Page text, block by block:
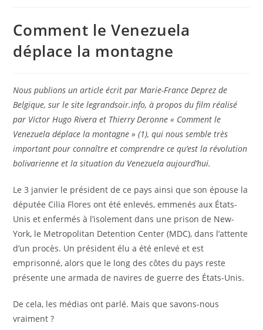
Comment le Venezuela
déplace la montagne
Nous publions un article écrit par Marie-France Deprez de
Belgique, sur le site legrandsoir.info, à propos du film réalisé
par Victor Hugo Rivera et Thierry Deronne « Comment le
Venezuela déplace la montagne » (1), qui nous semble très
important pour connaître et comprendre ce qu’est la révolution
bolivarienne et la situation du Venezuela aujourd’hui.
Le 3 janvier le président de ce pays ainsi que son épouse la
députée Cilia Flores ont été enlevés, emmenés aux États-
Unis et enfermés à l’isolement dans une prison de New-
York, le Metropolitan Detention Center (MDC), dans l’attente
d’un procès. Un président élu a été enlevé et est
emprisonné, alors que le long des côtes du pays reste
présente une armada de navires de guerre des États-Unis.
De cela, les médias ont parlé. Mais que savons-nous
vraiment ?